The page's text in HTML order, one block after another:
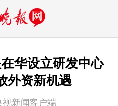
华设立研发中心
外资新机遇
视新闻客户端